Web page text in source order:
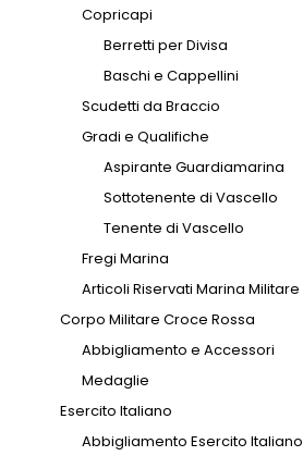
Copricapi
Berretti per Divisa
Baschi e Cappellini
Scudetti da Braccio
Gradi e Qualifiche
Aspirante Guardiamarina
Sottotenente di Vascello
Tenente di Vascello
Fregi Marina
Articoli Riservati Marina Militare
Corpo Militare Croce Rossa
Abbigliamento e Accessori
Medaglie
Esercito Italiano
Abbigliamento Esercito Italiano